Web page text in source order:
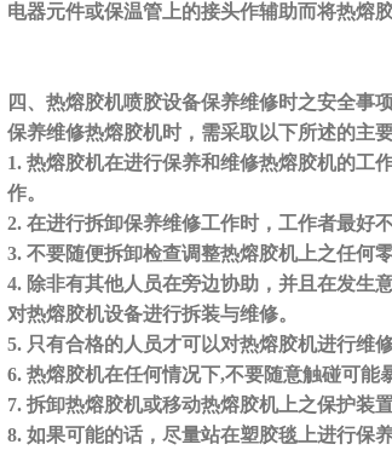
电器元件或保温管上的接头作辅助而将热熔
四、热熔胶机喷胶设备保养维修时之安全事项
保养维修热熔胶机时，需采取以下所述的主
1. 热熔胶机在进行保养和维修热熔胶机的工
作。
2. 在进行拆卸保养维修工作时，工作者最
3. 不要随便拆卸检查调整热熔胶机上之任何
4. 除非有其他人员在旁边协助，并且在发生
对热熔胶机设备进行拆装与维修。
5. 只有合格的人员才可以对热熔胶机进行
6. 热熔胶机在任何情况下,不要随意触碰可
7. 拆卸热熔胶机或移动热熔胶机上之保护
8. 如果可能的话，尽量站在塑胶毯上进行保